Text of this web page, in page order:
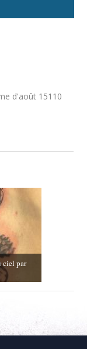
d'août 15110
ciel par